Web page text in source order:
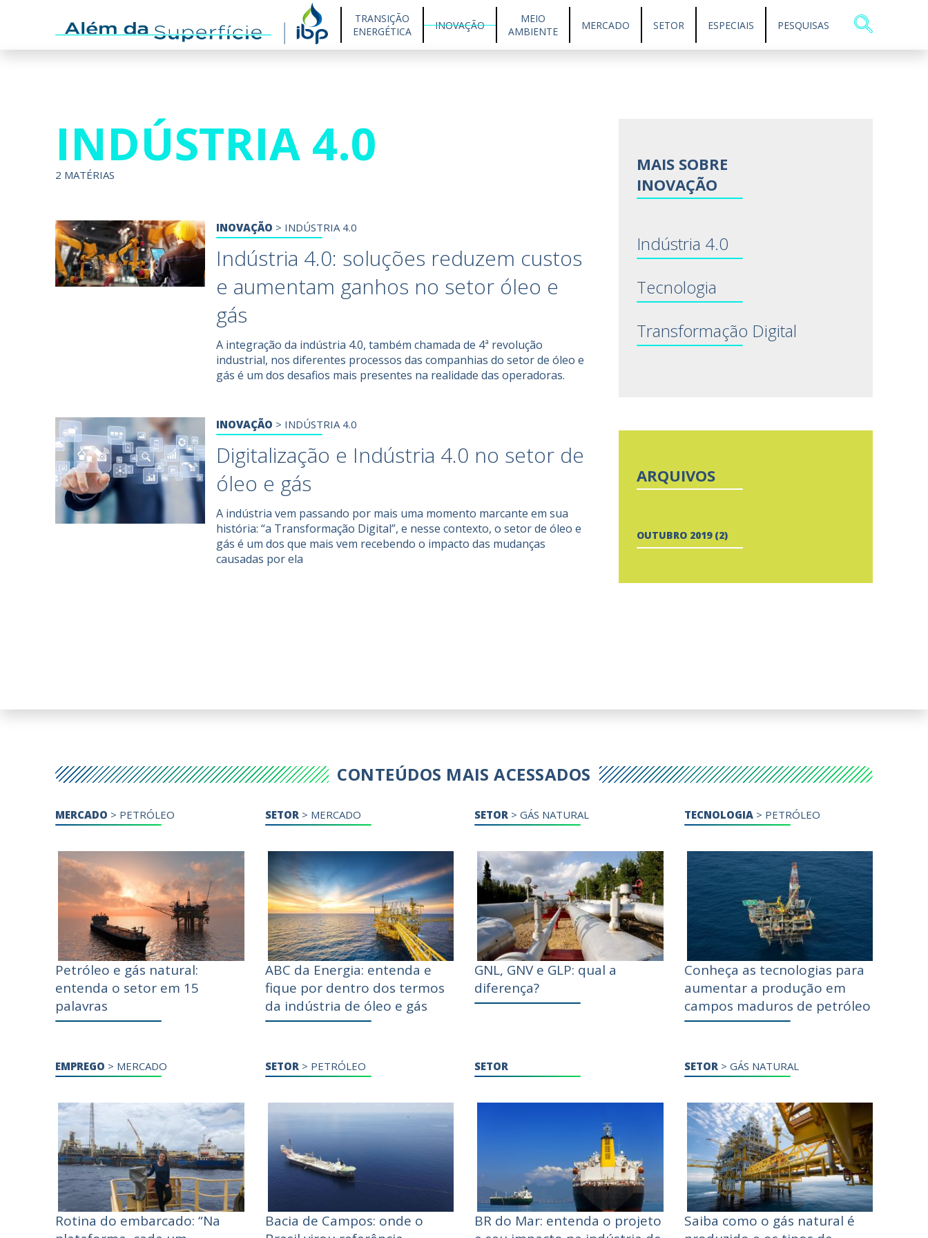
TRANSIÇÃO
ENERGÉTICA
INOVAÇÃO
MEIO
AMBIENTE
MERCADO SETOR ESPECIAIS PESQUISAS
INDÚSTRIA 4.0
2 MATÉRIAS
INOVAÇÃO > INDÚSTRIA 4.0
Indústria 4.0: soluções reduzem custos
e aumentam ganhos no setor óleo e
gás
A integração da indústria 4.0, também chamada de 4ª revolução
industrial, nos diferentes processos das companhias do setor de óleo e
gás é um dos desafios mais presentes na realidade das operadoras.
INOVAÇÃO > INDÚSTRIA 4.0
Digitalização e Indústria 4.0 no setor de
óleo e gás
A indústria vem passando por mais uma momento marcante em sua
história: “a Transformação Digital”, e nesse contexto, o setor de óleo e
gás é um dos que mais vem recebendo o impacto das mudanças
causadas por ela
MAIS SOBRE
INOVAÇÃO
Indústria 4.0
Tecnologia
Transformação Digital
ARQUIVOS
OUTUBRO 2019(2)
CONTEÚDOS MAIS ACESSADOS
MERCADO > PETRÓLEO
Petróleo e gás natural:
entenda o setor em 15
palavras
SETOR> MERCADO
ABC da Energia: entenda e
fique por dentro dos termos
da indústria de óleo e gás
SETOR > GÁS NATURAL
GNL, GNV e GLP: qual a
diferença?
TECNOLOGIA> PETRÓLEO
Conheça as tecnologias para
aumentar a produção em
campos maduros de petróleo
EMPREGO > MERCADO
Rotina do embarcado: “Na
SETOR> PETRÓLEO
Bacia de Campos: onde o
SETOR
BR do Mar: entenda o projeto
SETOR> GÁS NATURAL
Saiba como o gás natural é